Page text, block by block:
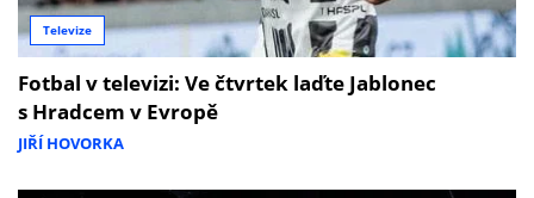
Televize
Fotbal v televizi: Ve čtvrtek laďte Jablonec
s Hradcem v Evropě
JIŘÍ HOVORKA